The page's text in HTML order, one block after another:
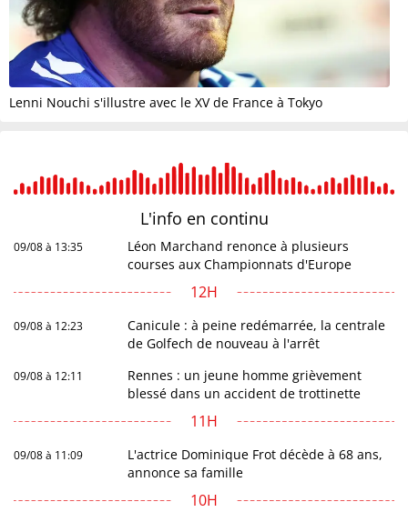
Lenni Nouchi s'illustre avec le XV de France à Tokyo
L'info en continu
09/08 à 13:35
Léon Marchand renonce à plusieurs
courses aux Championnats d'Europe
12H
09/08 à 12:23
Canicule : à peine redémarrée, la centrale
de Golfech de nouveau à l'arrêt
09/08 à 12:11
Rennes : un jeune homme grièvement
blessé dans un accident de trottinette
11H
09/08 à 11:09
L'actrice Dominique Frot décède à 68 ans,
annonce sa famille
10H